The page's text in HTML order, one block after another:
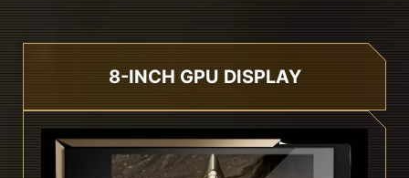
8-INCH GPU DISPLAY